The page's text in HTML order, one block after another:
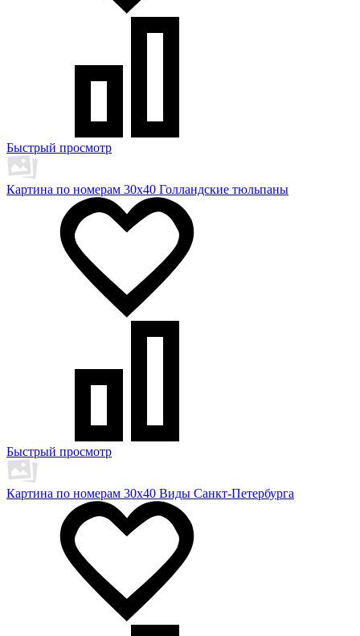
Быстрый просмотр
Картина по номерам 30х40 Голландские тюльпаны
Быстрый просмотр
Картина по номерам 30х40 Виды Санкт-Петербурга